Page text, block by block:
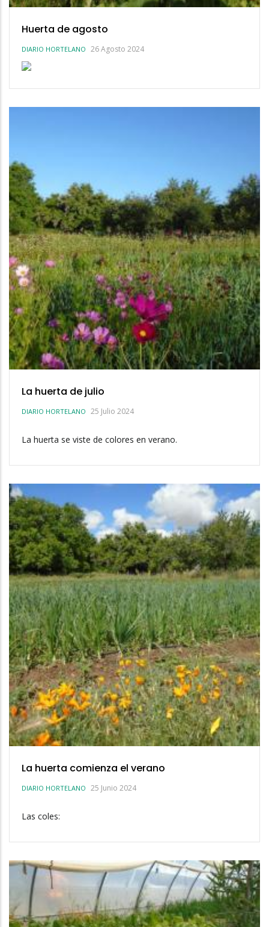
Huerta de agosto
DIARIO HORTELANO 26 Agosto 2024
La huerta de julio
DIARIO HORTELANO 25 Julio 2024
La huerta se viste de colores en verano.
La huerta comienza el verano
DIARIO HORTELANO 25 Junio 2024
Las coles: